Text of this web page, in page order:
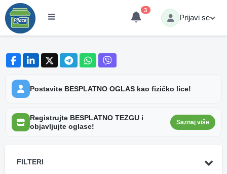
3
Prijavi se
Postavite BESPLATNO OGLAS kao fizičko lice!
Registrujte BESPLATNO TEZGU i
objavljujte oglase!
Saznaj više
FILTERI